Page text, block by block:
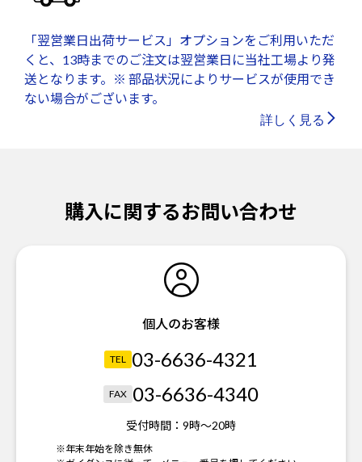
「翌営業日出荷サービス」オプションをご利用いただ
くと、13時までのご注文は翌営業日に当社工場より発
送となります。※ 部品状況によりサービスが使用でき
ない場合がございます。
詳しく見る
購入に関するお問い合わせ
個人のお客様
TEL 03-6636-4321
FAX 03-6636-4340
受付時間： 9時～20時
※年末年始を除き無休